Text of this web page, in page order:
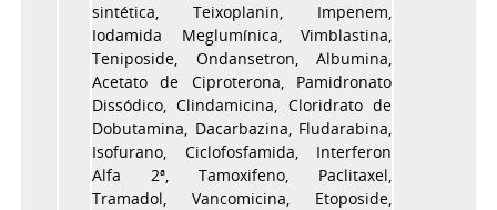
sintética, Teixoplanin, Impenem,
Iodamida Meglumínica, Vimblastina,
Teniposide, Ondansetron, Albumina,
Acetato de Ciproterona, Pamidronato
Dissódico, Clindamicina, Cloridrato de
Dobutamina, Dacarbazina, Fludarabina,
Isofurano, Ciclofosfamida, Interferon
Alfa 2ª, Tamoxifeno, Paclitaxel,
Tramadol, Vancomicina, Etoposide,